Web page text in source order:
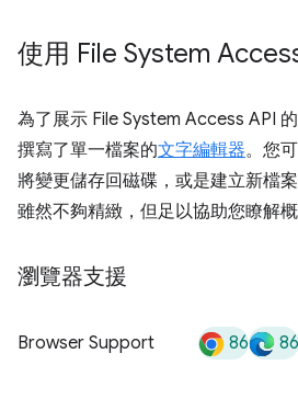
使用 File System
為了展示 File System Access API
撰寫了單一檔案的文字編輯器。您
將變更儲存回磁碟，或是建立新檔
雖然不夠精緻，但足以協助您瞭解概
瀏覽器支援
Browser Support 86 86